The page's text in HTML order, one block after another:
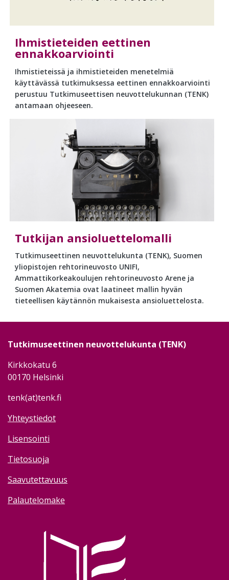
Ihmistieteiden eettinen
ennakkoarviointi
Ihmistieteissä ja ihmistieteiden menetelmiä
käyttävässä tutkimuksessa eettinen ennakkoarviointi
perustuu Tutkimuseettisen neuvottelukunnan (TENK)
antamaan ohjeeseen.
Tutkijan ansioluettelomalli
Tutkimuseettinen neuvottelukunta (TENK), Suomen
yliopistojen rehtorineuvosto UNIFI,
Ammattikorkeakoulujen rehtorineuvosto Arene ja
Suomen Akatemia ovat laatineet mallin hyvän
tieteellisen käytännön mukaisesta ansioluettelosta.
Tutkimuseettinen neuvottelukunta (TENK)
Kirkkokatu 6
00170 Helsinki
tenk(at)tenk.fi
Yhteystiedot
Lisensointi
Tietosuoja
Saavutettavuus
Palautelomake